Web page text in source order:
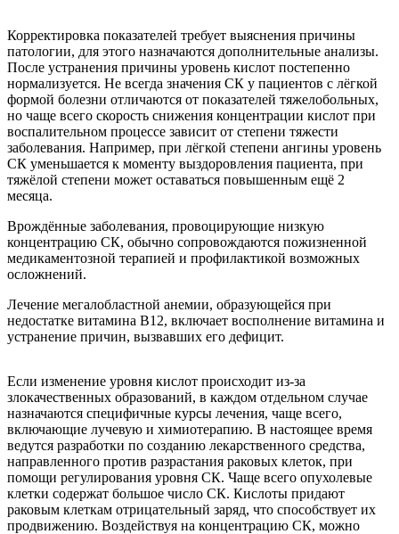
Корректировка показателей требует выяснения причины
патологии, для этого назначаются дополнительные анализы.
После устранения причины уровень кислот постепенно
нормализуется. Не всегда значения СК у пациентов с лёгкой
формой болезни отличаются от показателей тяжелобольных,
но чаще всего скорость снижения концентрации кислот при
воспалительном процессе зависит от степени тяжести
заболевания. Например, при лёгкой степени ангины уровень
СК уменьшается к моменту выздоровления пациента, при
тяжёлой степени может оставаться повышенным ещё 2
месяца.
Врождённые заболевания, провоцирующие низкую
концентрацию СК, обычно сопровождаются пожизненной
медикаментозной терапией и профилактикой возможных
осложнений.
Лечение мегалобластной анемии, образующейся при
недостатке витамина В12, включает восполнение витамина и
устранение причин, вызвавших его дефицит.
Если изменение уровня кислот происходит из-за
злокачественных образований, в каждом отдельном случае
назначаются специфичные курсы лечения, чаще всего,
включающие лучевую и химиотерапию. В настоящее время
ведутся разработки по созданию лекарственного средства,
направленного против разрастания раковых клеток, при
помощи регулирования уровня СК. Чаще всего опухолевые
клетки содержат большое число СК. Кислоты придают
раковым клеткам отрицательный заряд, что способствует их
продвижению. Воздействуя на концентрацию СК, можно